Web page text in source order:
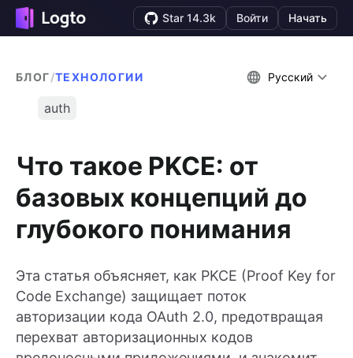
Star 14.3k Войти Начать
БЛОГ/ТЕХНОЛОГИИ Русский
auth
Что такое PKCE: от
базовых концепций до
глубокого понимания
Эта статья объясняет, как PKCE (Proof Key for
Code Exchange) защищает поток
авторизации кода OAuth 2.0, предотвращая
перехват авторизационных кодов